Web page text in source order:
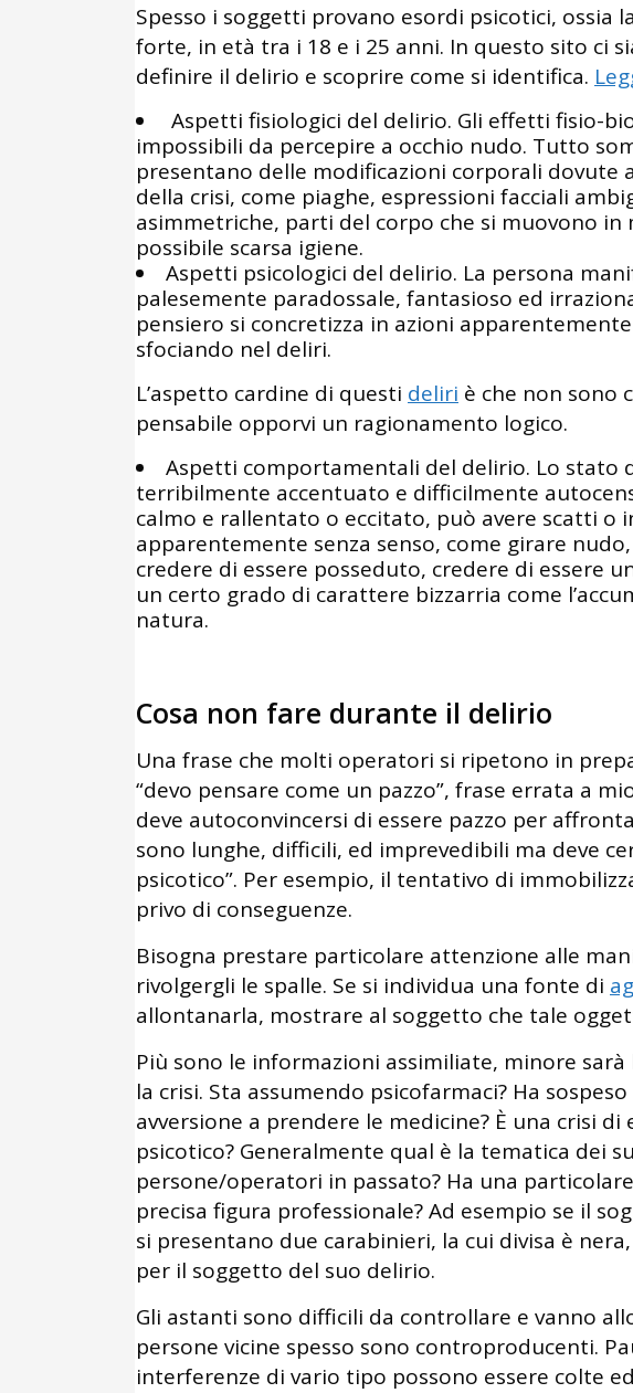
Spesso i soggetti provano esordi psicotici, ossia
forte, in età tra i 18 e i 25 anni. In questo sito ci
definire il delirio e scoprire come si identifica.
Aspetti fisiologici del delirio. Gli effetti fisio-
impossibili da percepire a occhio nudo. Tutto
presentano delle modificazioni corporali dovute
della crisi, come piaghe, espressioni facciali
asimmetriche, parti del corpo che si muovono in
possibile scarsa igiene.
Aspetti psicologici del delirio. La persona
palesemente paradossale, fantasioso ed
pensiero si concretizza in azioni
sfociando nel deliri.
L’aspetto cardine di questi deliri è che non sono
pensabile opporvi un ragionamento logico.
Aspetti comportamentali del delirio. Lo stato
terribilmente accentuato e difficilmente
calmo e rallentato o eccitato, può avere scatti o
apparentemente senza senso, come girare nudo,
credere di essere posseduto, credere di essere
un certo grado di carattere bizzarria come
natura.
Cosa non fare durante il delirio
Una frase che molti operatori si ripetono in
“devo pensare come un pazzo”, frase errata a
deve autoconvincersi di essere pazzo per
sono lunghe, difficili, ed imprevedibili ma deve
psicotico”. Per esempio, il tentativo di
privo di conseguenze.
Bisogna prestare particolare attenzione alle
rivolgergli le spalle. Se si individua una fonte di
allontanarla, mostrare al soggetto che tale
Più sono le informazioni assimiliate, minore
la crisi. Sta assumendo psicofarmaci? Ha
avversione a prendere le medicine? È una crisi
psicotico? Generalmente qual è la tematica dei
persone/operatori in passato? Ha una
precisa figura professionale? Ad esempio se il
si presentano due carabinieri, la cui divisa è
per il soggetto del suo delirio.
Gli astanti sono difficili da controllare e vanno
persone vicine spesso sono controproducenti.
interferenze di vario tipo possono essere colte